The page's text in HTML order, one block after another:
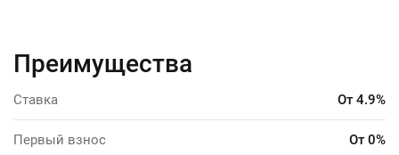
Преимущества
Ставка От 4.9%
Первый взнос От 0%